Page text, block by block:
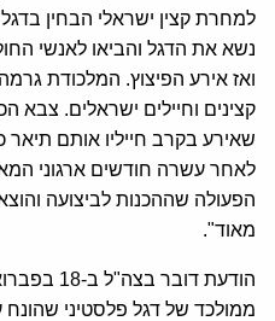
למחרת קצין ישראלי הבחין
נשא את הדגל והביאו לאנשי
ואז אירע הפיצוץ. המלכודת
קצינים וחיילים ישראלים. צבא
שאירע בקרב חייליו אותם תיאר
לאחר עשרה חודשים ארגוני
הפעולה שההכנות לביצועה
מאוד".
ממולכד של דגל פלסטיני שהונח